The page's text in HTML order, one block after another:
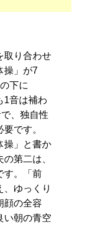
取り合わせ
操」が7
下に
1音は補わ
、独自性
です。
操」と書か
第二は、
す。「前
、ゆっくり
顔の全容
い朝の青空